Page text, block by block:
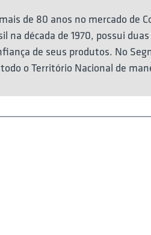
de 80 anos no mercado de
na década de 1970, possui
de seus produtos. No
o Território Nacional de